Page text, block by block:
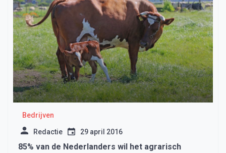
Bedrijven
Redactie 29 april 2016
85% van de Nederlanders wil het agrarisch